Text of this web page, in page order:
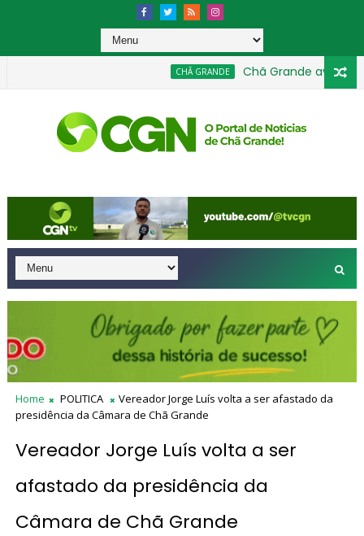
CHÃ GRANDE
Chã Grande avança na
Home POLITICA
Vereador Jorge Luís volta a ser afastado da
presidência da Câmara de Chã Grande
Vereador Jorge Luís volta a ser
afastado da presidência da
Câmara de Chã Grande